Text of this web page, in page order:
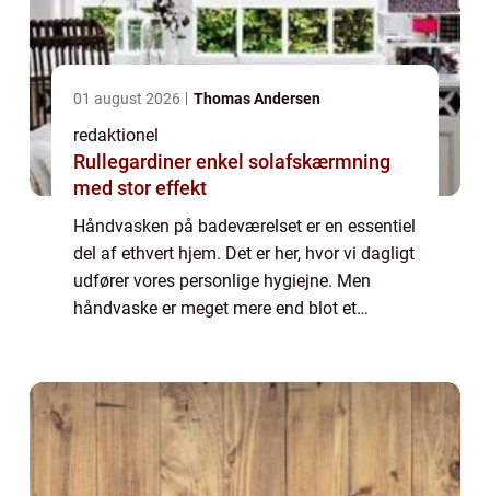
01 august 2026 Thomas Andersen
redaktionel
Rullegardiner enkel solafskærmning
med stor effekt
Håndvasken på badeværelset er en essentiel
del af ethvert hjem. Det er her, hvor vi dagligt
udfører vores personlige hygiejne. Men
håndvaske er meget mere end blot et